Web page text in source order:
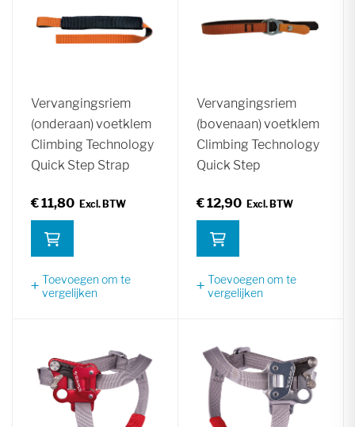
Vervangingsriem
(onderaan) voetklem
Climbing Technology
Quick Step Strap
€ 11,80
Toevoegen om te
vergelijken
Vervangingsriem
(bovenaan) voetklem
Climbing Technology
Quick Step
€ 12,90
Toevoegen om te
vergelijken